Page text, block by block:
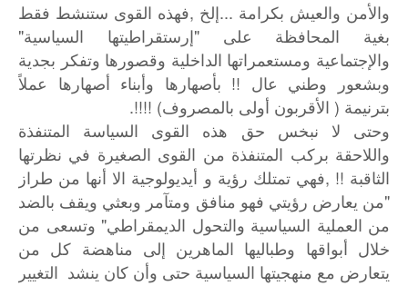
والأمن والعيش بكرامة ...إلخ ,فهذه القوى ستنشط فقط
بغية المحافظة على "إرستقراطيتها السياسية"
والإجتماعية ومستعمراتها الداخلية وقصورها وتفكر بجدية
وبشعور وطني عال !! بأصهارها وأبناء أصهارها عملاً
بترنيمة ( الأقربون أولى بالمصروف) !!!!.
وحتى لا نبخس حق هذه القوى السياسة المتنفذة
واللاحقة بركب المتنفذة من القوى الصغيرة في نظرتها
الثاقبة !! ,فهي تمتلك رؤية و أيديولوجية الا أنها من طراز
"من يعارض رؤيتي فهو منافق ومتآمر وبعثي ويقف بالضد
من العملية السياسية والتحول الديمقراطي" وتسعى من
خلال أبواقها وطباليها الماهرين إلى مناهضة كل من
يتعارض مع منهجيتها السياسية حتى وأن كان ينشد التغيير